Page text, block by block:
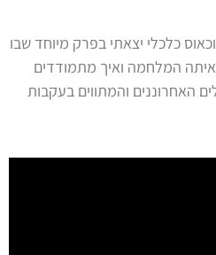
כלכלי יצאתי בפרק מיוחד שבו
המלחמה ואיך מתמודדים
האחרוננים והמתווים בעקבות